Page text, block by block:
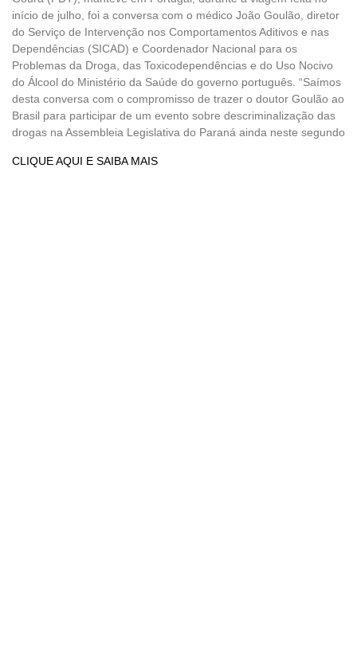
início de julho, foi a conversa com o médico João Goulão, diretor
do Serviço de Intervenção nos Comportamentos Aditivos e nas
Dependências (SICAD) e Coordenador Nacional para os
Problemas da Droga, das Toxicodependências e do Uso Nocivo
do Álcool do Ministério da Saúde do governo português. “Saímos
desta conversa com o compromisso de trazer o doutor Goulão ao
Brasil para participar de um evento sobre descriminalização das
drogas na Assembleia Legislativa do Paraná ainda neste segundo
CLIQUE AQUI E SAIBA MAIS